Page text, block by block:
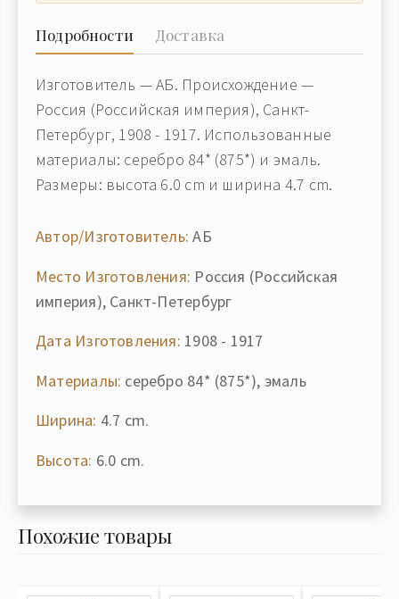
Подробности Доставка
Изготовитель — АБ. Происхождение —
Россия (Российская империя), Санкт-
Петербург, 1908 - 1917. Использованные
материалы: серебро 84* (875*) и эмаль.
Размеры: высота 6.0 cm и ширина 4.7 cm.
Автор/Изготовитель: АБ
Место Изготовления: Россия (Российская
империя), Санкт-Петербург
Дата Изготовления: 1908 - 1917
Материалы: серебро 84* (875*), эмаль
Ширина: 4.7 cm.
Высота: 6.0 cm.
Похожие товары